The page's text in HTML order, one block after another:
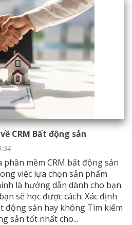
CRM Bất động sản
phần mềm CRM bất động sản
việc lựa chọn sản phẩm
là hướng dẫn dành cho bạn.
sẽ học được cách: Xác định
động sản hay không Tìm kiếm
sản tốt nhất cho...